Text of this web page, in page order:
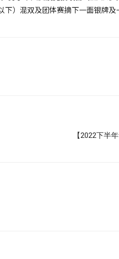
）混双及团体赛摘下一面银牌及
【2022下半